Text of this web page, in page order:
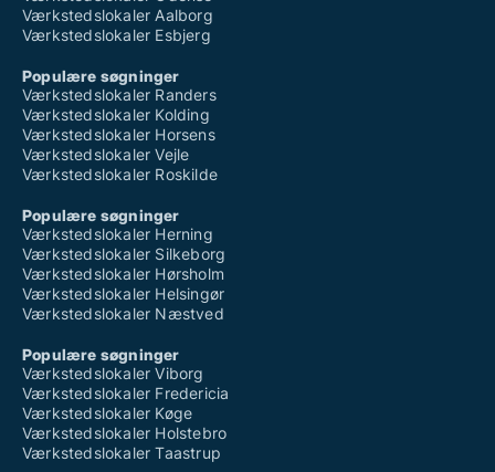
Værkstedslokaler Aalborg
Værkstedslokaler Esbjerg
Populære søgninger
Værkstedslokaler Randers
Værkstedslokaler Kolding
Værkstedslokaler Horsens
Værkstedslokaler Vejle
Værkstedslokaler Roskilde
Populære søgninger
Værkstedslokaler Herning
Værkstedslokaler Silkeborg
Værkstedslokaler Hørsholm
Værkstedslokaler Helsingør
Værkstedslokaler Næstved
Populære søgninger
Værkstedslokaler Viborg
Værkstedslokaler Fredericia
Værkstedslokaler Køge
Værkstedslokaler Holstebro
Værkstedslokaler Taastrup